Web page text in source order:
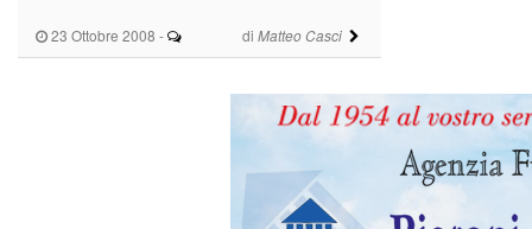
23 Ottobre 2008 - di Matteo Casci